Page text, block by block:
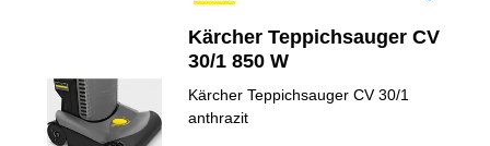
Kärcher Teppichsauger CV
30/1 850 W
Kärcher Teppichsauger CV 30/1
anthrazit